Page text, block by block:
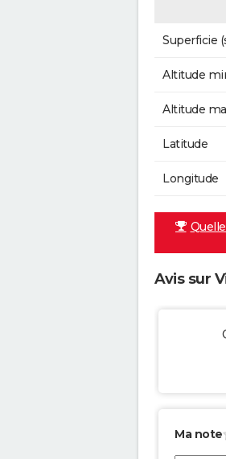
Superficie
Altitude
Altitude
Latitude
Longitude
Avis sur
Ma note